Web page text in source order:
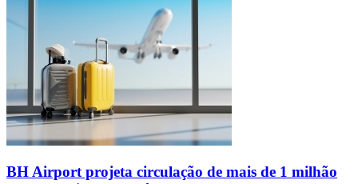
BH Airport projeta circulação de mais de 1 milhão